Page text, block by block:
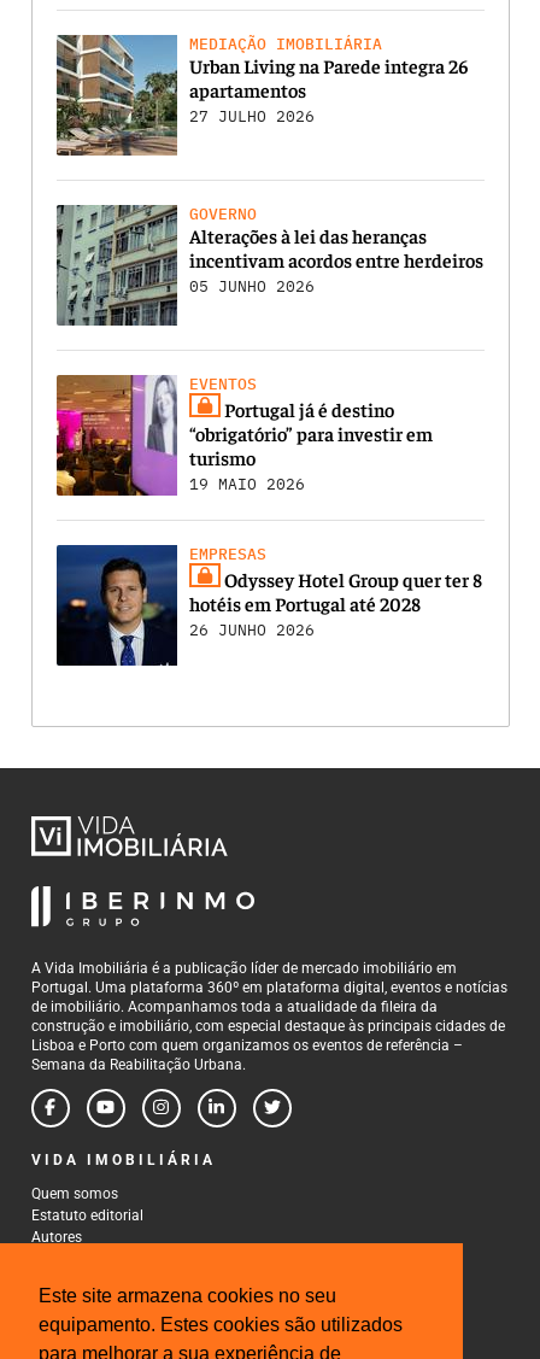
Este site armazena cookies no seu
equipamento. Estes cookies são utilizados
para melhorar a sua experiência de
MEDIAÇÃO IMOBILIÁRIA
Urban Living na Parede integra 26
apartamentos
27 JULHO 2026
GOVERNO
Alterações à lei das heranças
incentivam acordos entre herdeiros
05 JUNHO 2026
EVENTOS
Portugal já é destino
“obrigatório” para investir em
turismo
19 MAIO 2026
EMPRESAS
Odyssey Hotel Group quer ter 8
hotéis em Portugal até 2028
26 JUNHO 2026
A Vida Imobiliária é a publicação líder de mercado imobiliário em
Portugal. Uma plataforma 360º em plataforma digital, eventos e notícias
de imobiliário. Acompanhamos toda a atualidade da fileira da
construção e imobiliário, com especial destaque às principais cidades de
Lisboa e Porto com quem organizamos os eventos de referência –
Semana da Reabilitação Urbana.
VIDA IMOBILIÁRIA
Quem somos
Estatuto editorial
Autores
CONTACTOS
Rua Gonçalo Cristovão, 185 - 6º